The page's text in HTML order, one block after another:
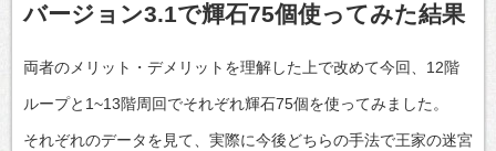
バージョン3.1で輝石75個使ってみた結果
両者のメリット・デメリットを理解した上で改めて今回、12階
ループと1~13階周回でそれぞれ輝石75個を使ってみました。
それぞれのデータを見て、実際に今後どちらの手法で王家の迷宮